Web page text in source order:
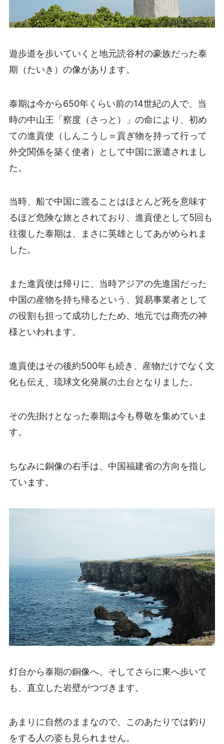
遊歩道を歩いていくと地元読谷村の豪族だった泰
期（たいき）の像があります。
泰期は今から650年くらい前の14世紀の人で、当
時の中山王「察度（さっと）」の命により、初め
ての進貢使（しんこうし＝貢ぎ物を持って行って
外交関係を築く使者）として中国に派遣されまし
た。
当時、船で中国に渡ることはほとんど死を意味す
るほど危険な旅とされており、進貢使として5回も
往復した泰期は、まさに英雄としてあがめられま
した。
また進貢使は帰りに、当時アジアの先進国だった
中国の産物を持ち帰るという、貿易事業者として
の役割も担って成功したため、地元では商売の神
様といわれます。
進貢使はその後約500年も続き、産物だけでなく文
化も伝え、琉球文化発展の土台となりました。
その先掛けとなった泰期は今も尊敬を集めていま
す。
ちなみに銅像の右手は、中国福建省の方向を指し
ています。
灯台から泰期の銅像へ、そしてさらに東へ歩いて
も、直立した岩壁がつづきます。
あまりに自然のままなので、このあたりでは釣り
をする人の姿も見られません。